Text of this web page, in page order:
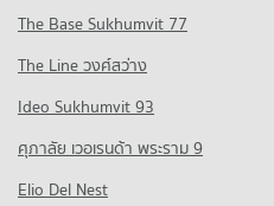
ะนคร
นคร
ว
The Base Sukhumvit 77
The Line วงศ์สว่าง
Ideo Sukhumvit 93
ศุภาลัย เวอเรนด้า พระราม 9
Elio Del Nest